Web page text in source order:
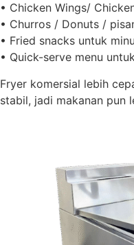
• Chicken Wings/
• Churros / Donuts /
• Fried snacks untuk
• Quick-serve menu
Fryer komersial lebih
stabil, jadi makanan pun